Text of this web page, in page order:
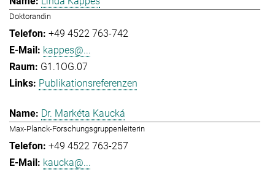
Doktorandin
+49 4522 763-742
kappes@...
G1.1OG.07
Publikationsreferenzen
Dr. Markéta Kaucká
Max-Planck-Forschungsgruppenleiterin
+49 4522 763-257
kaucka@...